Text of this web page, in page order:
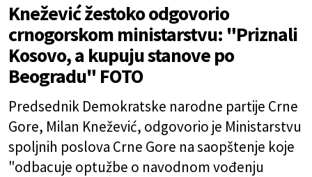
Knežević žestoko odgovorio
crnogorskom ministarstvu: "Priznali
Kosovo, a kupuju stanove po
Beogradu" FOTO
Predsednik Demokratske narodne partije Crne
Gore, Milan Knežević, odgovorio je Ministarstvu
spoljnih poslova Crne Gore na saopštenje koje
"odbacuje optužbe o navodnom vođenju